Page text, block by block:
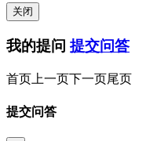
关闭
我的提问 提交问答
首页 上一页下一页尾页
提交问答